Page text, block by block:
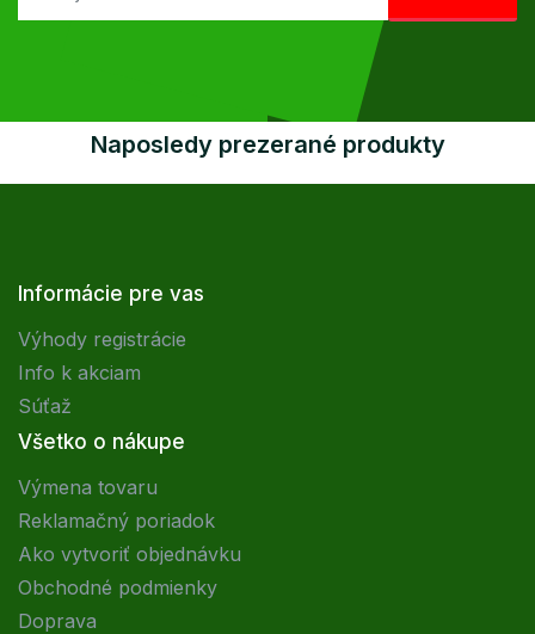
Naposledy prezerané produkty
Informácie pre vas
Výhody registrácie
Info k akciam
Súťaž
Všetko o nákupe
Výmena tovaru
Reklamačný poriadok
Ako vytvoriť objednávku
Obchodné podmienky
Doprava